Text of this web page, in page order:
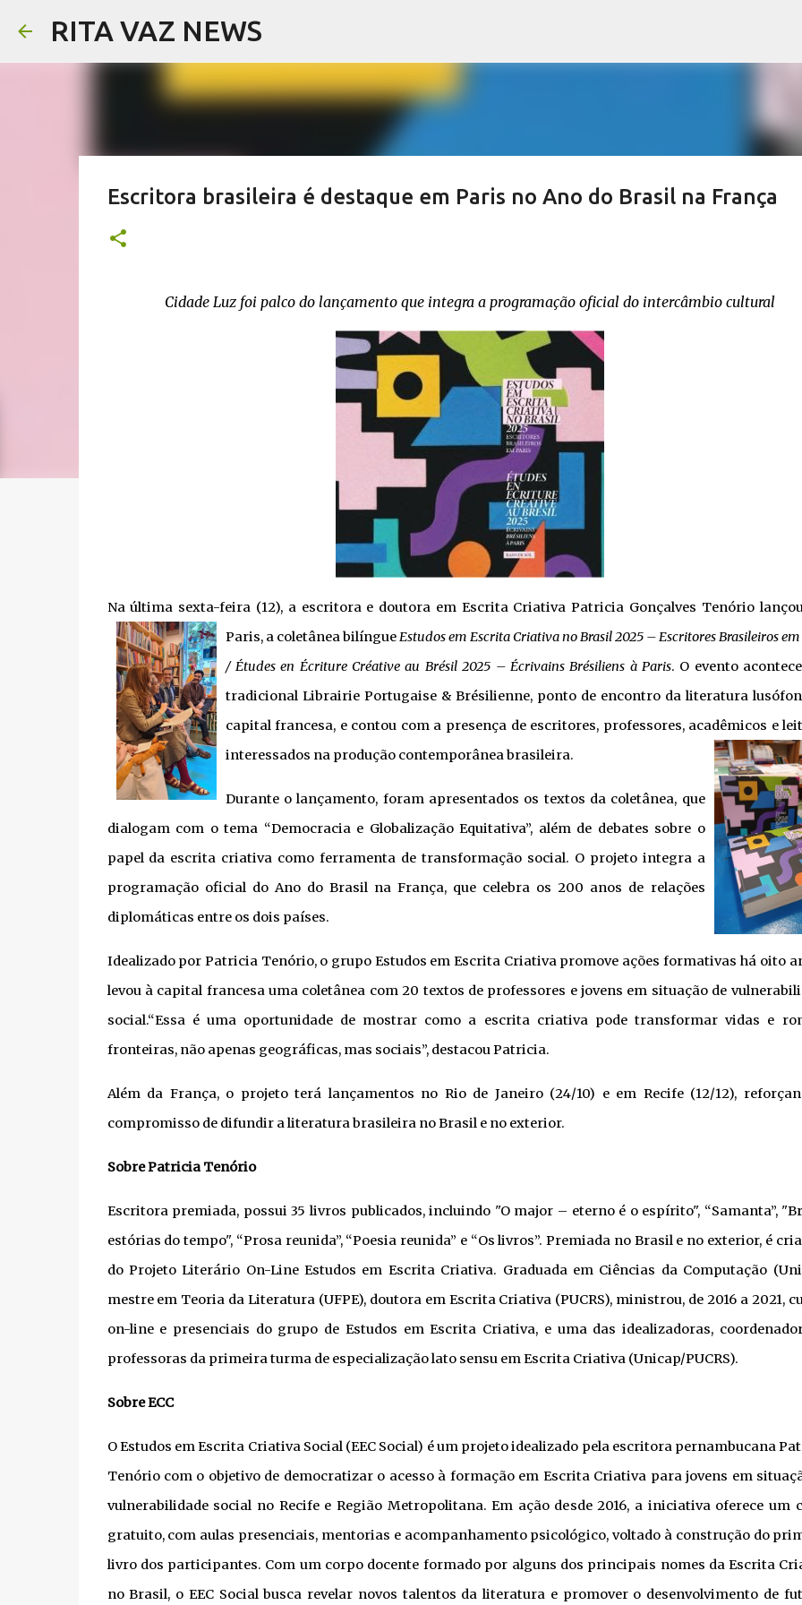
RITA VAZ NEWS
Escritora brasileira é destaque em Paris no Ano do Brasil na França
Cidade Luz foi palco do lançamento que integra a programação oficial do intercâmbio cultural
Na última sexta-feira (12), a escritora e doutora em Escrita Criativa Patricia Gonçalves Tenório
Paris, a coletânea bilíngueEstudos em Escrita Criativa no Brasil 2025 –Escritores Brasileiros
/ Études en Écriture Créative au Brésil 2025 – Écrivains Brésiliens à Paris. O evento
tradicional Librairie Portugaise & Brésilienne, ponto de encontro da literatura
capital francesa, e contou com a presença de escritores, professores, acadêmicos e
interessados na produção contemporânea brasileira.
Durante o lançamento, foram apresentados os textos da coletânea, que
dialogam com o tema “Democracia e Globalização Equitativa”, além de debates sobre o
papel da escrita criativa como ferramenta de transformação social. O projeto integra a
programação oficial do Ano do Brasil na França, que celebra os 200 anos de relações
diplomáticas entre os dois países.
Idealizado por Patricia Tenório, o grupo Estudos em Escrita Criativa promove ações formativas há oito
levou à capital francesa uma coletânea com 20 textos de professores e jovens em situação de
social.“Essa é uma oportunidade de mostrar como a escrita criativa pode transformar vidas e
fronteiras, não apenas geográficas, mas sociais”, destacou Patricia.
Além da França, o projeto terá lançamentos no Rio de Janeiro (24/10) e em Recife (12/12),
compromisso de difundir a literatura brasileira no Brasil e no exterior.
Sobre Patricia Tenório
Escritora premiada, possui 35 livros publicados, incluindo "O major – eterno é o espírito", “Samanta”,
estórias do tempo", “Prosa reunida”, “Poesia reunida” e “Os livros”. Premiada no Brasil e no exterior, é
do Projeto Literário On-Line Estudos em Escrita Criativa. Graduada em Ciências da Computação
mestre em Teoria da Literatura (UFPE), doutora em Escrita Criativa (PUCRS), ministrou, de 2016 a 2021,
on-line e presenciais do grupo de Estudos em Escrita Criativa, e uma das idealizadoras,
professoras da primeira turma de especialização lato sensu em Escrita Criativa (Unicap/PUCRS).
Sobre ECC
O Estudos em Escrita Criativa Social (EEC Social) é um projeto idealizado pela escritora pernambucana
Tenório com o objetivo de democratizar o acesso à formação em Escrita Criativa para jovens em
vulnerabilidade social no Recife e Região Metropolitana. Em ação desde 2016, a iniciativa oferece um
gratuito, com aulas presenciais, mentorias e acompanhamento psicológico, voltado à construção do
livro dos participantes. Com um corpo docente formado por alguns dos principais nomes da Escrita
no Brasil, o EEC Social busca revelar novos talentos da literatura e promover o desenvolvimento de